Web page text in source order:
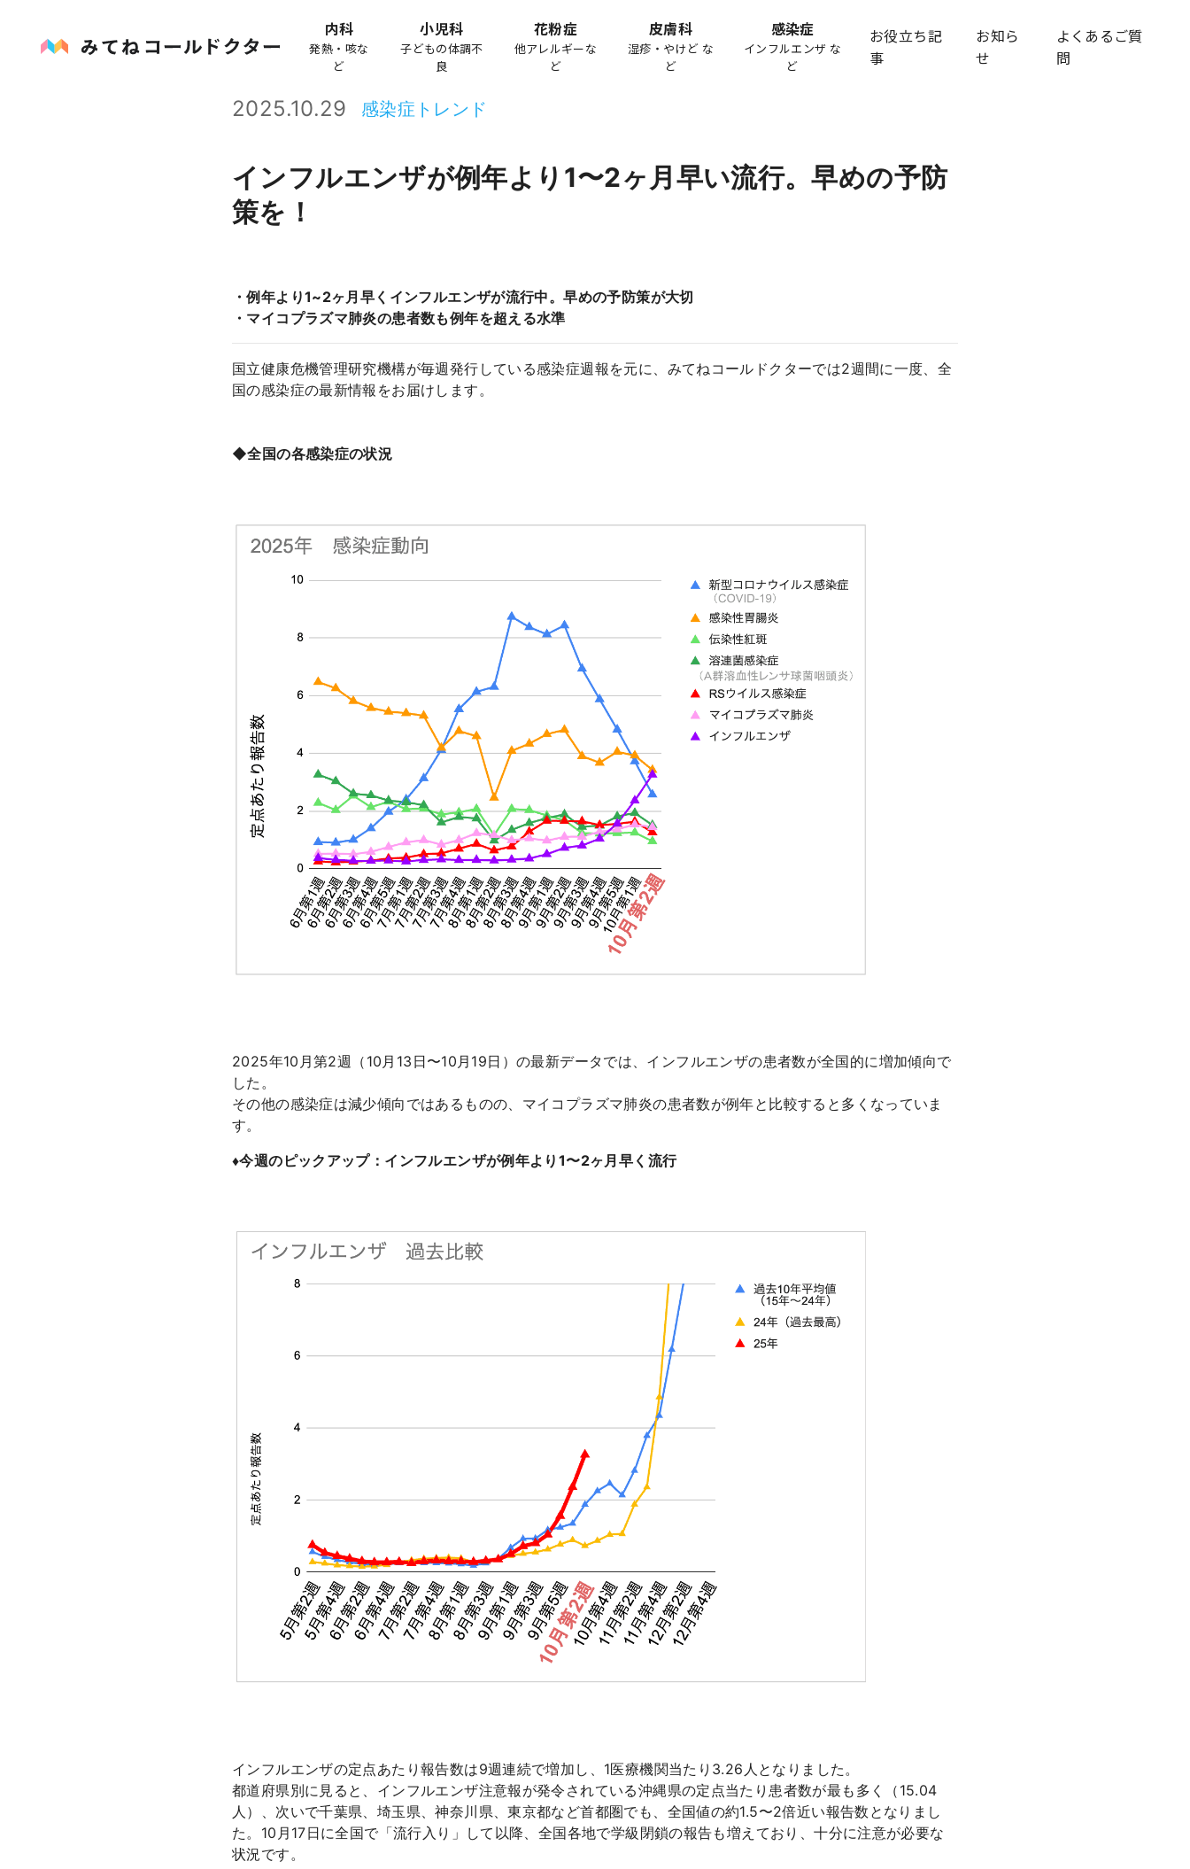
内科
発熱・咳な
ど
小児科
子どもの体調不
良
花粉症
他アレルギーな
ど
皮膚科
湿疹・やけど な
ど
感染症
インフルエンザ な
ど
お役立ち記
事
お知ら
せ
よくあるご質
問
2025.10.29 感染症トレンド
インフルエンザが例年より1〜2ヶ月早い流行。早めの予防
策を！
・例年より1~2ヶ月早くインフルエンザが流行中。早めの予防策が大切
・マイコプラズマ肺炎の患者数も例年を超える水準
国立健康危機管理研究機構が毎週発行している感染症週報を元に、みてねコールドクターでは2週間に一度、全
国の感染症の最新情報をお届けします。
◆全国の各感染症の状況
2025年10月第2週（10月13日〜10月19日）の最新データでは、インフルエンザの患者数が全国的に増加傾向で
した。
その他の感染症は減少傾向ではあるものの、マイコプラズマ肺炎の患者数が例年と比較すると多くなっていま
す。
♦️今週のピックアップ：インフルエンザが例年より1〜2ヶ月早く流行
インフルエンザの定点あたり報告数は9週連続で増加し、1医療機関当たり3.26人となりました。
都道府県別に見ると、インフルエンザ注意報が発令されている沖縄県の定点当たり患者数が最も多く（15.04
人）、次いで千葉県、埼玉県、神奈川県、東京都など首都圏でも、全国値の約1.5〜2倍近い報告数となりまし
た。10月17日に全国で「流行入り」して以降、全国各地で学級閉鎖の報告も増えており、十分に注意が必要な
状況です。